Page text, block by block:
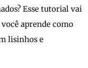
Esse tutorial vai
aprende como
lisinhos e